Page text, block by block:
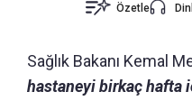
Özetle
Sağlık Bakanı Kemal
hastaneyi birkaç hafta